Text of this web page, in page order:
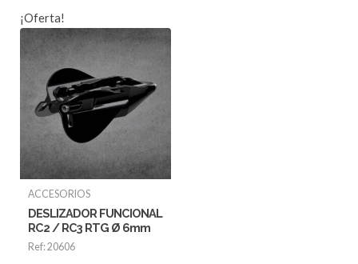
¡Oferta!
ACCESORIOS
DESLIZADOR FUNCIONAL
RC2 / RC3 RTG Ø 6mm
Ref: 20606